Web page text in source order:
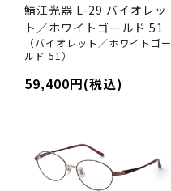
鯖江光器 L-29 バイオレッ
ト／ホワイトゴールド 51
（バイオレット／ホワイトゴー
ルド 51）
59,400円(税込)